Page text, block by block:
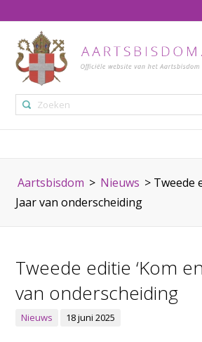
Aartsbisdom > Nieuws > Tweede
Jaar van onderscheiding
Tweede editie ‘Kom en
van onderscheiding
Nieuws 18 juni 2025